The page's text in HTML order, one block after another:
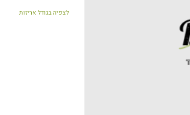
לצפיה בגודל אריזות